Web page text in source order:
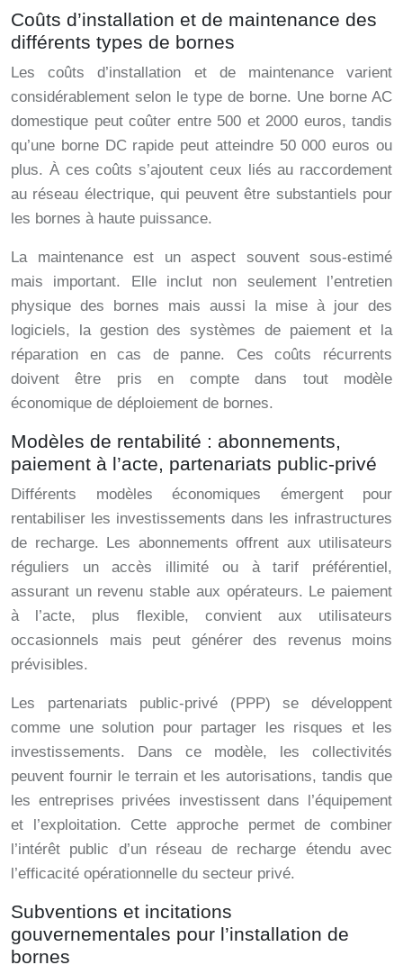
Coûts d’installation et de maintenance des
différents types de bornes
Les coûts d’installation et de maintenance varient
considérablement selon le type de borne. Une borne AC
domestique peut coûter entre 500 et 2000 euros, tandis
qu’une borne DC rapide peut atteindre 50 000 euros ou
plus. À ces coûts s’ajoutent ceux liés au raccordement
au réseau électrique, qui peuvent être substantiels pour
les bornes à haute puissance.
La maintenance est un aspect souvent sous-estimé
mais important. Elle inclut non seulement l’entretien
physique des bornes mais aussi la mise à jour des
logiciels, la gestion des systèmes de paiement et la
réparation en cas de panne. Ces coûts récurrents
doivent être pris en compte dans tout modèle
économique de déploiement de bornes.
Modèles de rentabilité : abonnements,
paiement à l’acte, partenariats public-privé
Différents modèles économiques émergent pour
rentabiliser les investissements dans les infrastructures
de recharge. Les abonnements offrent aux utilisateurs
réguliers un accès illimité ou à tarif préférentiel,
assurant un revenu stable aux opérateurs. Le paiement
à l’acte, plus flexible, convient aux utilisateurs
occasionnels mais peut générer des revenus moins
prévisibles.
Les partenariats public-privé (PPP) se développent
comme une solution pour partager les risques et les
investissements. Dans ce modèle, les collectivités
peuvent fournir le terrain et les autorisations, tandis que
les entreprises privées investissent dans l’équipement
et l’exploitation. Cette approche permet de combiner
l’intérêt public d’un réseau de recharge étendu avec
l’efficacité opérationnelle du secteur privé.
Subventions et incitations
gouvernementales pour l’installation de
bornes